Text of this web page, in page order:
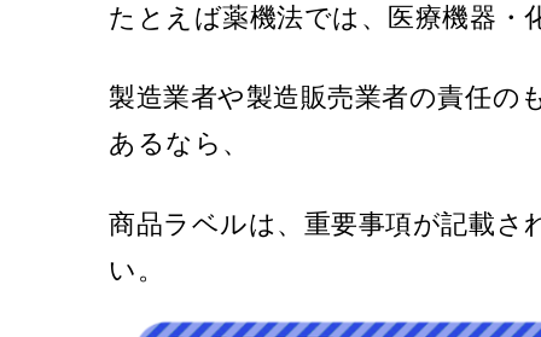
たとえば薬機法では、医療機器・
製造業者や製造販売業者の責任の
あるなら、
商品ラベルは、重要事項が記載
い。